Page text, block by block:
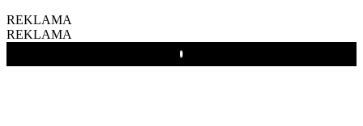
REKLAMA
REKLAMA
Play